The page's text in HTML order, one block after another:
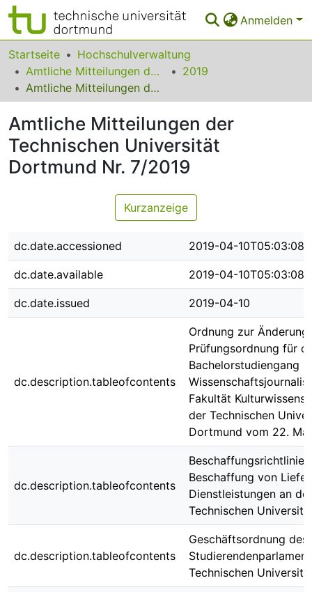
Anmelden
Bereiche & Sammlungen
Das gesamte Repositorium
FAQ
Leitlinien
Zurück zur Startseite
Startseite
Hochschulverwaltung
Amtliche Mitteilungen der Technischen Universität Dortmund
2019
Amtliche Mitteilungen der Technischen Universität Dortmund Nr. 7/2019
Amtliche Mitteilungen der
Technischen Universität
Dortmund Nr. 7/2019
Kurzanzeige
dc.date.accessioned 2019-04-10T05:03:08Z
dc.date.available 2019-04-10T05:03:08Z
dc.date.issued 2019-04-10
dc.description.tableofcontents
Ordnung zur Änderung
Prüfungsordnung für
Bachelorstudiengang
Fakultät
der Technischen
Dortmund vom 22.
dc.description.tableofcontents
Beschaffungsrichtlinie
Beschaffung von
Dienstleistungen an der
Technischen
dc.description.tableofcontents
Geschäftsordnung des
Technischen